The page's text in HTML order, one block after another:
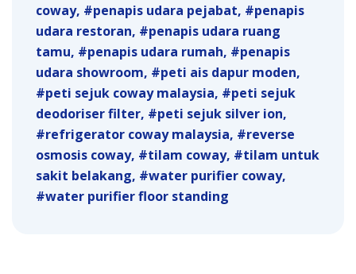
coway
penapis udara pejabat
penapis
udara restoran
penapis udara ruang
tamu
penapis udara rumah
penapis
udara showroom
peti ais dapur moden
peti sejuk coway malaysia
peti sejuk
deodoriser filter
peti sejuk silver ion
refrigerator coway malaysia
reverse
osmosis coway
tilam coway
tilam untuk
sakit belakang
water purifier coway
water purifier floor standing